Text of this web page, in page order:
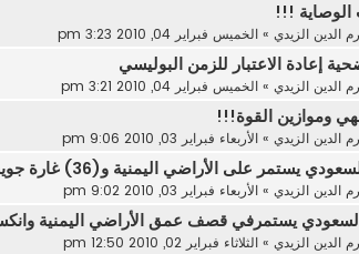
الوصاية !!!
الدين الزيدي » الخميس فبراير 04, 2010 3:23 pm
إعادة الاعتبار للزمن البوليسي
الدين الزيدي » الخميس فبراير 04, 2010 3:21 pm
وموازين القوة!!!
الدين الزيدي » الأربعاء فبراير 03, 2010 9:06 pm
يستمر على الأراضي اليمنية و(36) غارة جوية؟!
الدين الزيدي » الأربعاء فبراير 03, 2010 9:02 pm
يستمرفي قصف عمق الأراضي اليمنية
الدين الزيدي » الثلاثاء فبراير 02, 2010 12:50 pm